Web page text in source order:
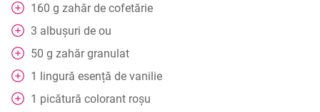
160 g zahăr de cofetărie
3 albușuri de ou
50 g zahăr granulat
1 lingură esență de vanilie
1 picătură colorant roșu